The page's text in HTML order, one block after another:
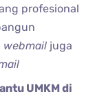
profesional
webmail juga
UMKM di